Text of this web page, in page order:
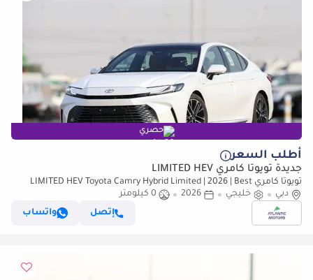
حصري
أطلب السعر
جديدة تويوتا كامري LIMITED HEV
تويوتا كامري LIMITED HEV Toyota Camry Hybrid Limited | 2026 | Best
Export Price (للتصدير فقط)
دبي خليجي 2026
0 كيلومتر
إتصل
واتساب